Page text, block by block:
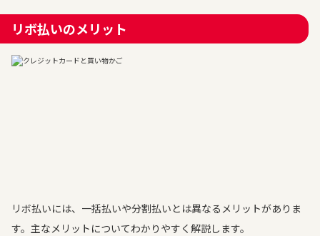
リボ払いのメリット
リボ払いには、一括払いや分割払いとは異なるメリットがありま
す。主なメリットについてわかりやすく解説します。